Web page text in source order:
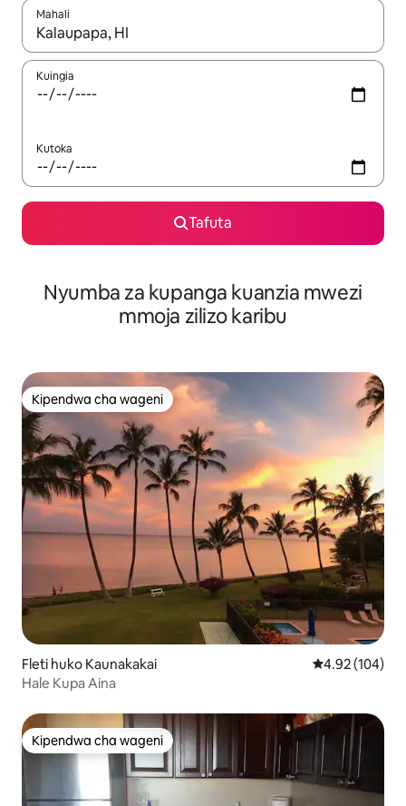
Mahali
Wakati matokeo yanapatikana, vinjari kwa kutumia vitufe vya
Kuingia
Kutoka
Tafuta
Nyumba za kupanga kuanzia mwezi
mmoja zilizo karibu
Kipendwa cha wageni
Kipendwa cha wageni
Fleti huko Kaunakakai Ukadiriaji wa
4.92 (104)
Hale Kupa Aina
Kipendwa cha wageni
Kipendwa cha wageni